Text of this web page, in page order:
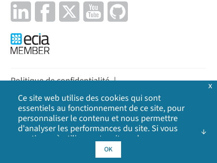
Politique de confidentialité |
Politique en matière de cookies | Politique
Plan du site
2026 Digi International Inc. Tous droits réservés.
Ce site web utilise des cookies qui sont
essentiels au fonctionnement de ce site, pour
personnaliser le contenu et nous permettre
d'analyser les performances du site. Si vous
continuez à utiliser notre site web, vous
consentez à l'utilisation de nos cookies. Cliquez
sur OK pour indiquer que vous acceptez notre
OK
x